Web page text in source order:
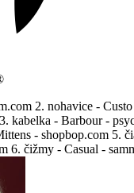
2. nohavice -
kabelka - Barbour -
- shopbop.com 5.
6. čižmy - Casual -